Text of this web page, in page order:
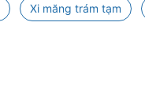
Xi măng trám tạm